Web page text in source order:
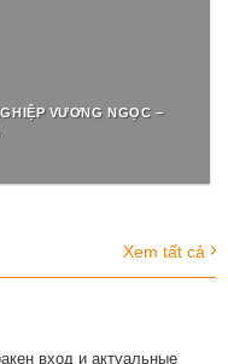
VƯƠNG NGỌC –
Xem tất cả
вход и актуальные